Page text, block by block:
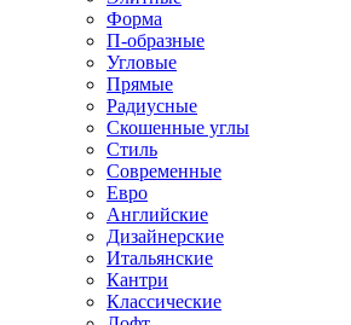
Форма
П-образные
Угловые
Прямые
Радиусные
Скошенные углы
Стиль
Современные
Евро
Английские
Дизайнерские
Итальянские
Кантри
Классические